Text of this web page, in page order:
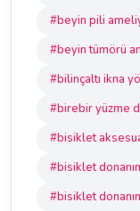
#beyin pili
#beyin tümörü
#bilinçaltı ikna
#birebir yüzme
#bisiklet
#bisiklet
#bisiklet